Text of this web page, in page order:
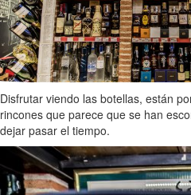
Disfrutar viendo las botellas, están
rincones que parece que se han
dejar pasar el tiempo.